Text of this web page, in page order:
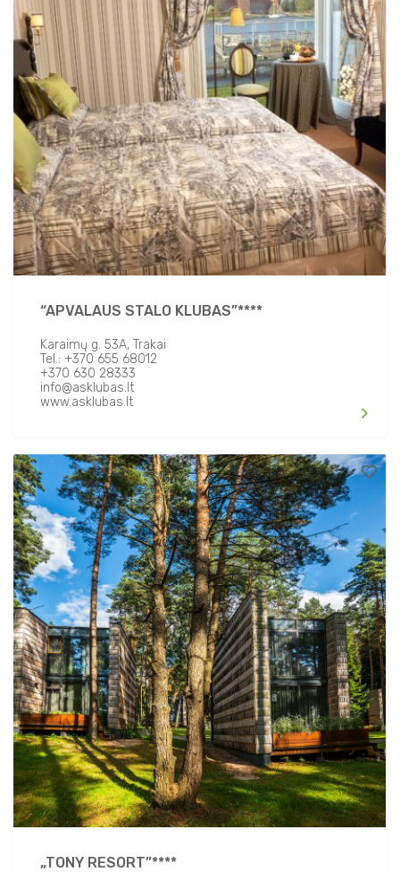
“APVALAUS STALO KLUBAS”****
Karaimų g. 53A, Trakai
Tel.: +370 655 68012
+370 630 28333
info@asklubas.lt
www.asklubas.lt
„TONY RESORT”****